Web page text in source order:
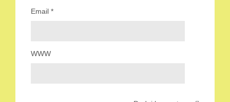
Email *
WWW